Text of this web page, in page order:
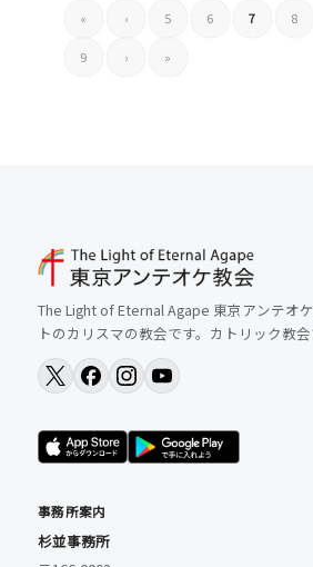
« ‹ 5 6 7 8
9 › »
The Light of Eternal Agape 東京アンテオ
トのカリスマの教会です。カトリック教会
事務所案内
杉並事務所